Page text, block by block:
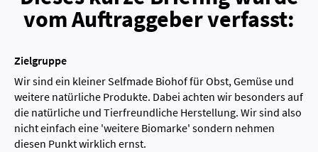
vom Auftraggeber verfasst:
Zielgruppe
Wir sind ein kleiner Selfmade Biohof für Obst, Gemüse und
weitere natürliche Produkte. Dabei achten wir besonders auf
die natürliche und Tierfreundliche Herstellung. Wir sind also
nicht einfach eine 'weitere Biomarke' sondern nehmen
diesen Punkt wirklich ernst.